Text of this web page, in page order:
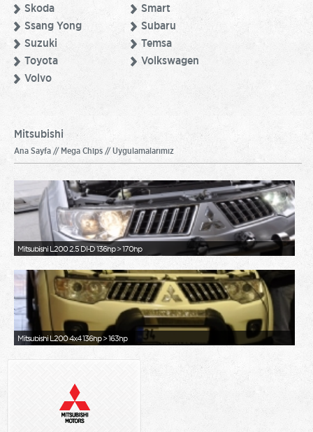
Skoda
Smart
Ssang Yong
Subaru
Suzuki
Temsa
Toyota
Volkswagen
Volvo
Mitsubishi
Ana Sayfa // Mega Chips // Uygulamalarımız
Mitsubishi L200 2.5 DI-D 136hp > 170hp
Mitsubishi L200 4x4 136hp > 163hp